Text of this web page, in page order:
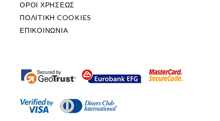
ΟΡΟΙ ΧΡΗΣΕΩΣ
ΠΟΛΙΤΙΚΗ COOKIES
ΕΠΙΚΟΙΝΩΝΙΑ